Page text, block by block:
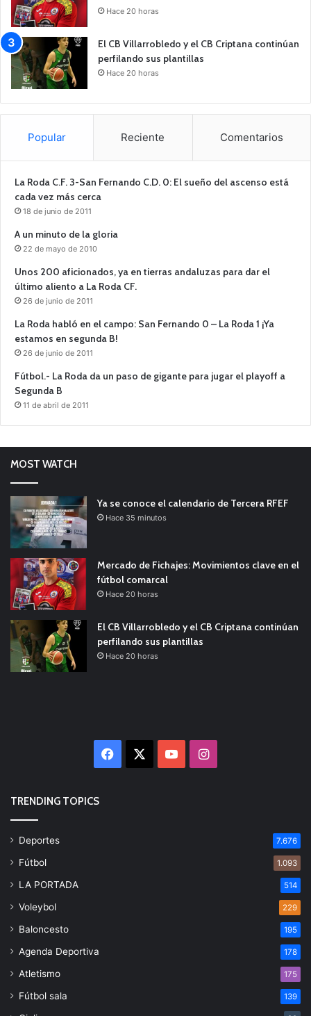
Hace 20 horas
El CB Villarrobledo y el CB Criptana continúan
perfilando sus plantillas
Hace 20 horas
Popular Reciente Comentarios
La Roda C.F. 3-San Fernando C.D. 0: El sueño del ascenso está
cada vez más cerca
18 de junio de 2011
A un minuto de la gloria
22 de mayo de 2010
Unos 200 aficionados, ya en tierras andaluzas para dar el
último aliento a La Roda CF.
26 de junio de 2011
La Roda habló en el campo: San Fernando 0 – La Roda 1 ¡Ya
estamos en segunda B!
26 de junio de 2011
Fútbol.- La Roda da un paso de gigante para jugar el playoff a
Segunda B
11 de abril de 2011
MOST WATCH
Ya se conoce el calendario de Tercera RFEF
Hace 35 minutos
Mercado de Fichajes: Movimientos clave en el
fútbol comarcal
Hace 20 horas
El CB Villarrobledo y el CB Criptana continúan
perfilando sus plantillas
Hace 20 horas
Facebook YouTubeInstagram
TRENDING TOPICS
Deportes 7.676
Fútbol 1.093
LA PORTADA 514
Voleybol 229
Baloncesto 195
Agenda Deportiva 178
Atletismo 175
Fútbol sala 139